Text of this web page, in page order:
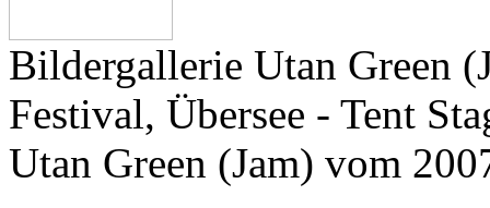
Bildergallerie Utan Green
Festival, Übersee - Tent
Utan Green (Jam) vom